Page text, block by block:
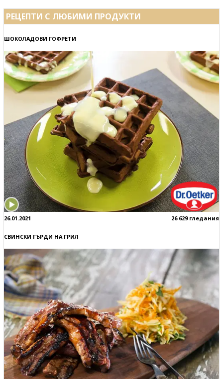
РЕЦЕПТИ С ЛЮБИМИ ПРОДУКТИ
ШОКОЛАДОВИ ГОФРЕТИ
26.01.2021 26 629 гледания
СВИНСКИ ГЪРДИ НА ГРИЛ